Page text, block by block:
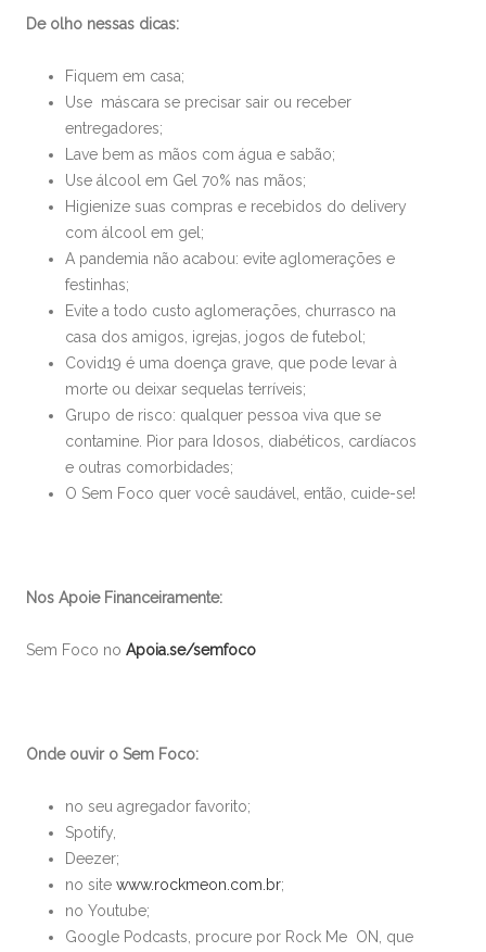
De olho nessas dicas:
Fiquem em casa;
Use máscara se precisar sair ou receber
entregadores;
Lave bem as mãos com água e sabão;
Use álcool em Gel 70% nas mãos;
Higienize suas compras e recebidos do delivery
com álcool em gel;
A pandemia não acabou: evite aglomerações e
festinhas;
Evite a todo custo aglomerações, churrasco na
casa dos amigos, igrejas, jogos de futebol;
Covid19 é uma doença grave, que pode levar à
morte ou deixar sequelas terríveis;
Grupo de risco: qualquer pessoa viva que se
contamine. Pior para Idosos, diabéticos, cardíacos
e outras comorbidades;
O Sem Foco quer você saudável, então, cuide-se!
Nos Apoie Financeiramente:
Sem Foco no Apoia.se/semfoco
Onde ouvir o Sem Foco:
no seu agregador favorito;
Spotify,
Deezer;
no site www.rockmeon.com.br;
no Youtube;
Google Podcasts, procure por Rock Me ON, que